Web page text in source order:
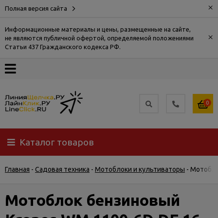
Полная версия сайта ×
Информационные материалы и цены, размещенные на сайте,
не являются публичной офертой, определяемой положениями
Статьи 437 Гражданского кодекса РФ.
×
О
Доставка
Самовывоз
Гарантия
0
Каталог товаров
Главная - Садовая техника - Мотоблоки и культиваторы -
Мотоблок бензиновый